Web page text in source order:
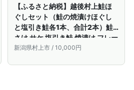
【ふるさと納税】越後村上鮭ほ
ぐしセット（鮭の焼漬けほぐし
と塩引き鮭各1本、合計2本）鮭
さけ サケ 塩引き鮭 焼漬け フレー
ク ほぐし身 ビン詰め しお味 しょ
新潟県村上市 / 10,000円